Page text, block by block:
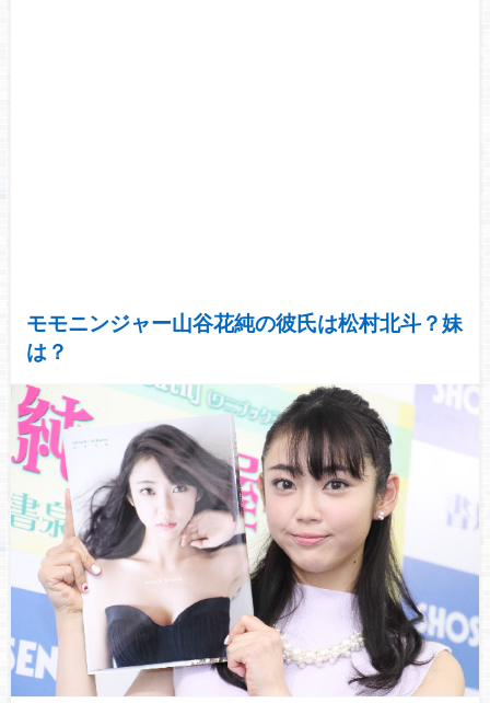
モモニンジャー山谷花純の彼氏は松村北斗？妹
は？